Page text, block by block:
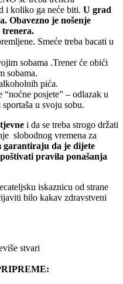
i koliko ga neće biti. U grad
Obavezno je nošenje
trenera.
Smeće treba bacati u
sobama .Trener će obići
sobama.
pića.
posjete” – odlazak u
u svoju sobu.
i da se treba strogo držati
slobodnog vremena za
garantiraju da je dijete
pravila ponašanja
iskaznicu od strane
bilo kakav zdravstveni
stvari